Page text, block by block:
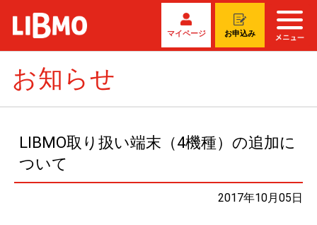
マイページ お申込み
お知らせ
LIBMO取り扱い端末（4機種）の追加に
ついて
2017年10月05日